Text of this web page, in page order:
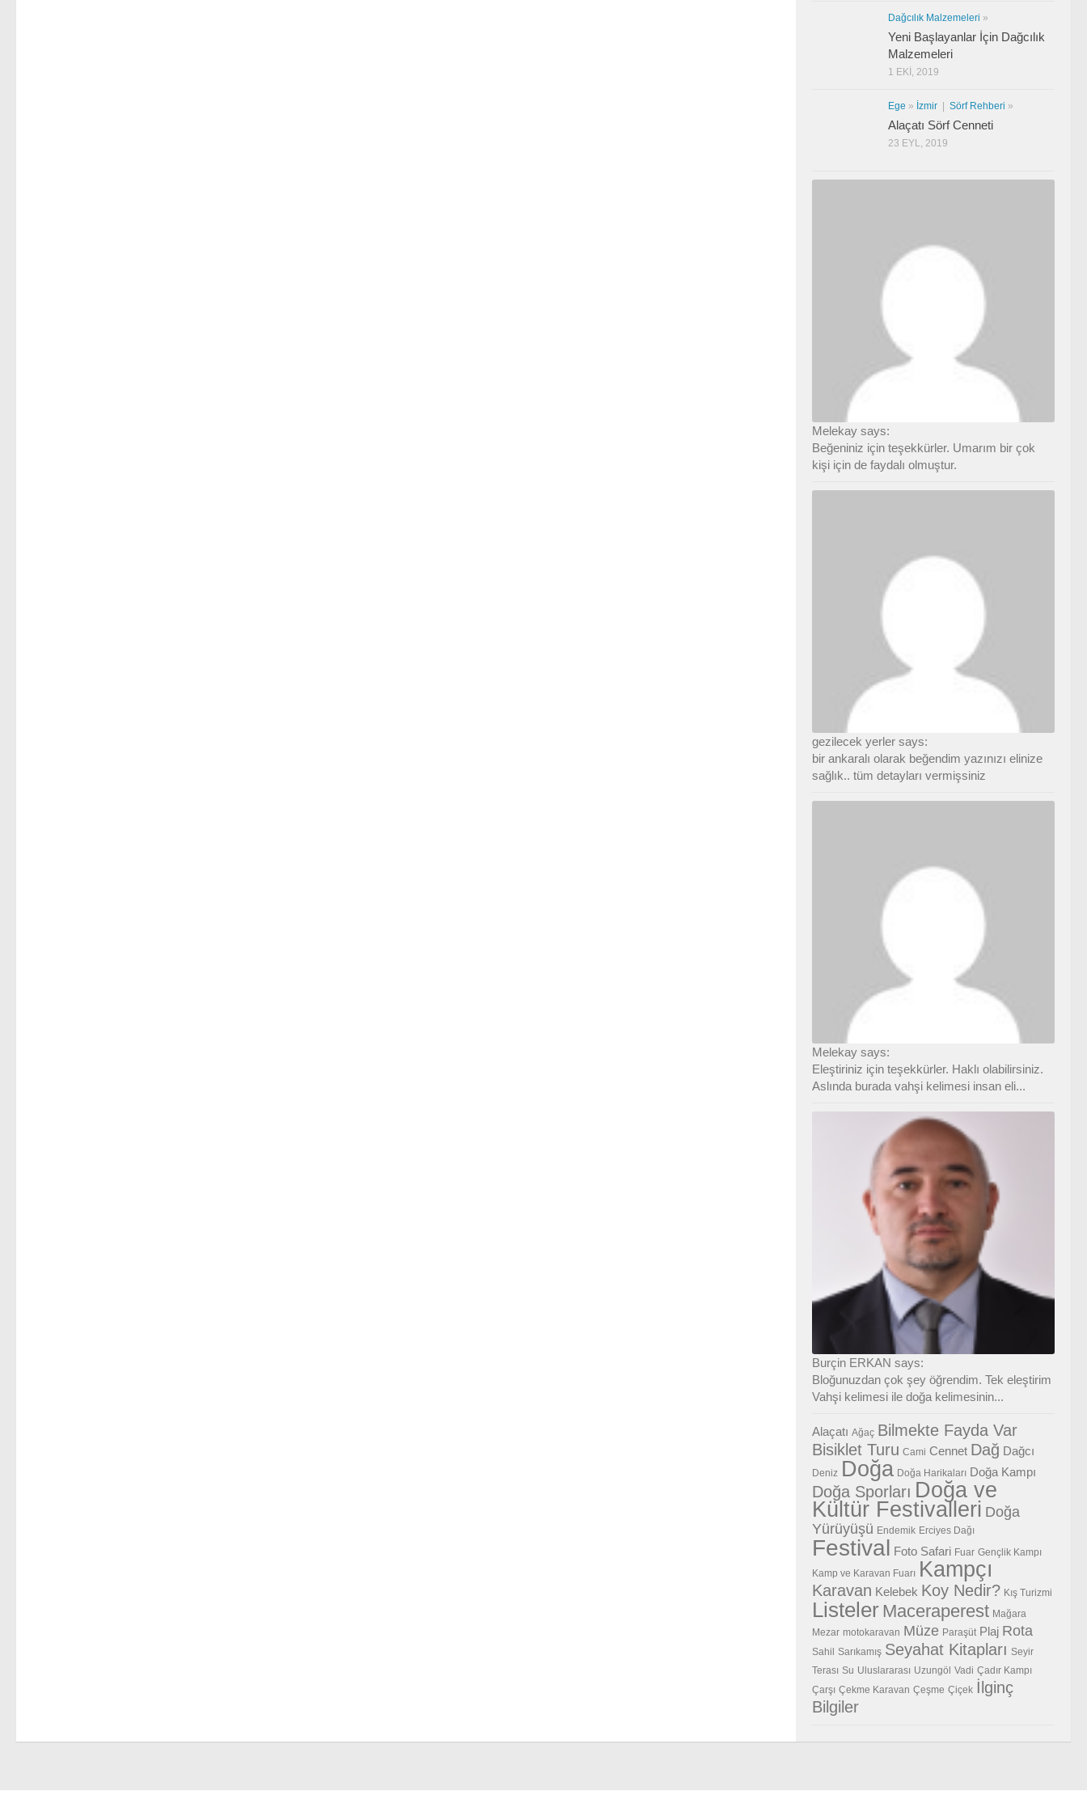
Dağcılık Malzemeleri »
Yeni Başlayanlar İçin Dağcılık
Malzemeleri
1 EKI, 2019
Ege » İzmir Sörf Rehberi »
Alaçatı Sörf Cenneti
23 EYL, 2019
Melekay says:
Beğeniniz için teşekkürler. Umarım bir çok
kişi için de faydalı olmuştur.
gezilecek yerler says:
bir ankaralı olarak beğendim yazınızı elinize
sağlık.. tüm detayları vermişsiniz
Melekay says:
Eleştiriniz için teşekkürler. Haklı olabilirsiniz.
Aslında burada vahşi kelimesi insan eli...
Burçin ERKAN says:
Bloğunuzdan çok şey öğrendim. Tek eleştirim
Vahşi kelimesi ile doğa kelimesinin...
Alaçatı Ağaç Bilmekte Fayda Var
Bisiklet Turu Cami Cennet Dağ Dağcı
Deniz Doğa Doğa Harikaları Doğa Kampı
Doğa Sporları Doğa ve
Kültür Festivalleri Doğa
Yürüyüşü Endemik Erciyes Dağı
Festival Foto Safari Fuar Gençlik Kampı
Kamp ve Karavan Fuarı Kampçı
Karavan Kelebek Koy Nedir? Kış Turizmi
Listeler Maceraperest Mağara
Mezar motokaravan Müze Paraşüt Plaj Rota
Sahil Sarıkamış Seyahat Kitapları Seyir
Terası Su Uluslararası Uzungöl Vadi Çadır Kampı
Çarşı Çekme Karavan Çeşme Çiçek İlginç
Bilgiler